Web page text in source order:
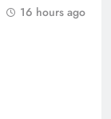
16 hours ago